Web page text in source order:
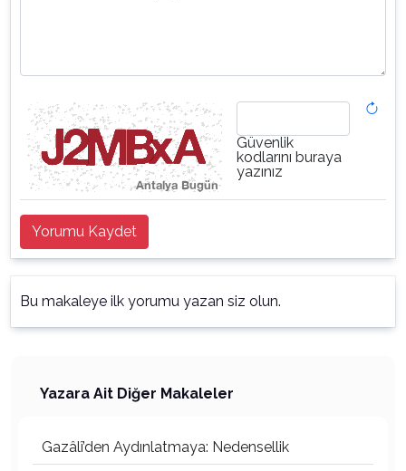
Güvenlik
kodlarını buraya
yazınız
Yorumu Kaydet
Bu makaleye ilk yorumu yazan siz olun.
Yazara Ait Diğer Makaleler
Gazâlî’den Aydınlatmaya: Nedensellik